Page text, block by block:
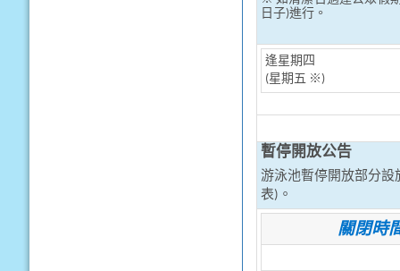
日子)進行。
逢星期四
(星期五 ※)
暫停開放公告
游泳池暫停開放部分設
表)。
關閉時